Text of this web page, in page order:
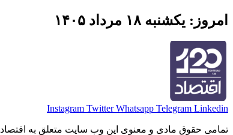
امروز: یکشنبه ۱۸ مرداد ۱۴۰۵
Instagram Twitter Whatsapp Telegram Linkedin
تمامی حقوق مادی و معنوی این وب سایت متعلق به اقتصاد 120 می باشد و استفاده غیر قانونی از آن پیگرد قانونی دارد.